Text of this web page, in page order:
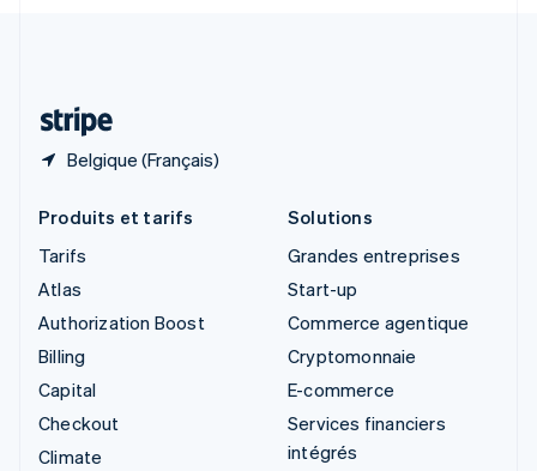
Belgique (Français)
Produits et tarifs
Tarifs
Atlas
Authorization Boost
Billing
Capital
Checkout
Climate
Solutions
Grandes entreprises
Start-up
Commerce agentique
Cryptomonnaie
E-commerce
Services financiers
intégrés